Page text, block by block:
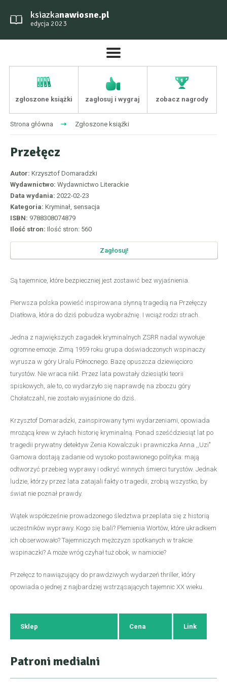
ksiazkanawiosne.pl
edycja 2023
zgłoszone książki zagłosuj i wygraj zobacz nagrody
Strona główna Zgłoszone ksiąźki
Przełęcz
Autor: Krzysztof Domaradzki
Wydawnictwo: Wydawnictwo Literackie
Data wydania: 2022-02-23
Kategoria: Kryminał, sensacja
ISBN: 9788308074879
Ilość stron: Ilość stron: 560
Zagłosuj!
Są tajemnice, które bezpieczniej jest zostawić bez wyjaśnienia.
Pierwsza polska powieść inspirowana słynną tragedią na Przełęczy
Diatłowa, która do dziś pobudza wyobraźnię. I wciąż rodzi strach.
Jedna z największych zagadek kryminalnych ZSRR nadal wywołuje
ogromne emocje. Zimą 1959 roku grupa doświadczonych wspinaczy
wyrusza w góry Uralu Północnego. Bazę opuszcza dziewięcioro
turystów. Nie wraca nikt. Przez lata powstały dziesiątki teorii
spiskowych, ale to, co wydarzyło się naprawdę na zboczu góry
Chołatczahl, nie zostało wyjaśnione do dziś.
Krzysztof Domaradzki, zainspirowany tymi wydarzeniami, opowiada
mrożącą krew w żyłach historię kryminalną. Ponad sześćdziesiąt lat po
tragedii prywatny detektyw Żenia Kowalczuk i prawniczka Anna ,,Uzi"
Gamowa dostają zadanie od wysoko postawionego polityka: mają
odtworzyć przebieg wyprawy i odkryć winnych śmierci turystów. Jednak
ludzie, którzy przez lata zatajali fakty o tragedii, zrobią wszystko, by
świat nie poznał prawdy.
Wątek współcześnie prowadzonego śledztwa przeplata się z historią
uczestników wyprawy. Kogo się bali? Plemienia Wortów, które ukradkiem
ich obserwowało? Tajemniczych mężczyzn spotkanych w trakcie
wspinaczki? A może wróg czyhał tuż obok, w namiocie?
Przełęcz to nawiązujący do prawdziwych wydarzeń thriller, który
opowiada o jednej z najbardziej wstrząsających tajemnic XX wieku.
Sklep Cena Link
Patroni medialni